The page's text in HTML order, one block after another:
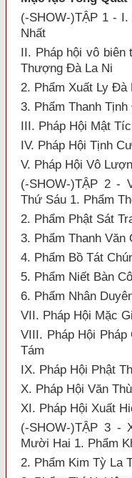
(-SHOW-)TẬP 1 -
Nhất
II. Pháp hội vô biên
Thượng Đà La Ni
2. Phẩm Xuất Ly Đà
3. Phẩm Thanh
III. Pháp Hội Mật
IV. Pháp Hội Tịnh
V. Pháp Hội Vô
(-SHOW-)TẬP 2 -
Thứ Sáu 1. Phẩm
2. Phẩm Phật Sát
3. Phẩm Thanh Văn
4. Phẩm Bồ Tát
5. Phẩm Niết Bàn
6. Phẩm Nhân
VII. Pháp Hội Mặc
VIII. Pháp Hội
Tám
IX. Pháp Hội Phật
X. Pháp Hội Văn
XI. Pháp Hội Xuất
(-SHOW-)TẬP 3 -
Mười Hai 1. Phẩm
2. Phẩm Kim Tỳ La